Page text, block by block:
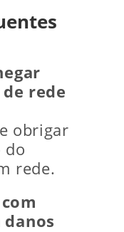
rede
obrigar
do
rede.